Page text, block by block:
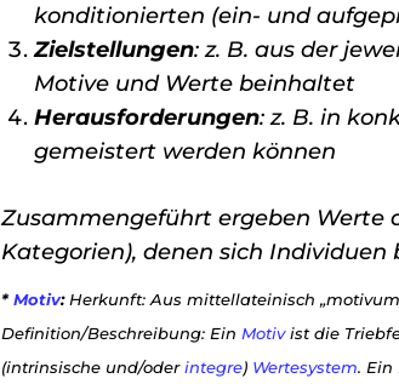
konditionierten (ein- und
Zielstellungen: z. B. aus der
Motive und Werte beinhaltet
Herausforderungen: z. B. in
gemeistert werden können
Zusammengeführt ergeben Werte
Kategorien), denen sich Individuen
*Motiv: Herkunft: Aus mittellateinisch
Definition/Beschreibung: Ein Motivist die
(intrinsische und/oderintegre) Wertesystem. Ein